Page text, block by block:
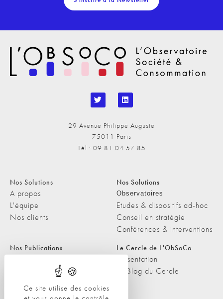
Ce site utilise des cookies
29 Avenue Philippe Auguste
75011 Paris
Tél : 09 81 04 57 85
Nos Solutions
A propos
L'équipe
Nos clients
Nos Solutions
Observatoires
Etudes & dispositifs ad-hoc
Conseil en stratégie
Conférences & interventions
Nos Publications
Les Podcasts de L'ObSoCo
L'ObSoCo dans les médias
Le Cercle de L'ObSoCo
Présentation
Le Blog du Cercle